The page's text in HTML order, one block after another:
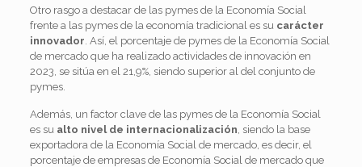
Otro rasgo a destacar de las pymes de la Economía Social
frente a las pymes de la economía tradicional es su carácter
innovador . Así, el porcentaje de pymes de la Economía Social
de mercado que ha realizado actividades de innovación en
2023, se sitúa en el 21,9%, siendo superior al del conjunto de
pymes.
Además, un factor clave de las pymes de la Economía Social
es su alto nivel de internacionalización , siendo la base
exportadora de la Economía Social de mercado, es decir, el
porcentaje de empresas de Economía Social de mercado que